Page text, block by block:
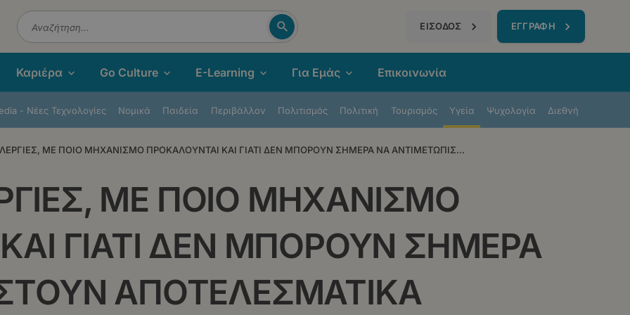
Αναζήτηση
Αναζήτηση ΕΙΣΟΔΟΣ ΕΓΓΡΑΦΗ
- Νέες Τεχνολογίες Νομικά Παιδεία Περιβάλλον Πολιτισμός Πολιτική Τουρισμός Υγεία Ψυχολογία Διεθνή
Καριέρα Go Culture E-Learning Για Εμάς Επικοινωνία
ΜΕ ΠΟΙΟ ΜΗΧΑΝΙΣΜΟ ΠΡΟΚΑΛΟΥΝΤΑΙ ΚΑΙ ΓΙΑΤΙ ΔΕΝ ΜΠΟΡΟΥΝ ΣΗΜΕΡΑ ΝΑ ΑΝΤΙΜΕΤΩΠΙΣ...
ΜΕ ΠΟΙΟ ΜΗΧΑΝΙΣΜΟ
ΓΙΑΤΙ ΔΕΝ ΜΠΟΡΟΥΝ ΣΗΜΕΡΑ
ΑΠΟΤΕΛΕΣΜΑΤΙΚΑ